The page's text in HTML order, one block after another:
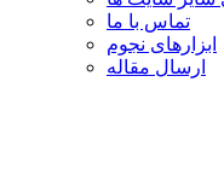
تماس با ما
ابزارهای نجوم
ارسال مقاله